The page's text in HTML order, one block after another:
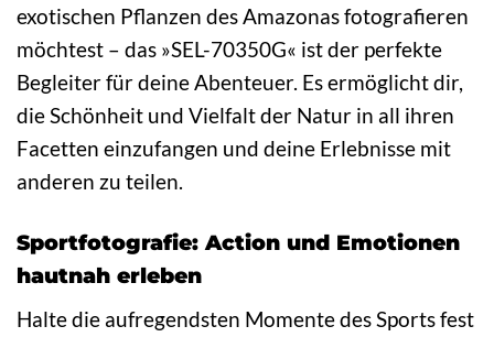
exotischen Pflanzen des Amazonas fotografieren
möchtest – das »SEL-70350G« ist der perfekte
Begleiter für deine Abenteuer. Es ermöglicht dir,
die Schönheit und Vielfalt der Natur in all ihren
Facetten einzufangen und deine Erlebnisse mit
anderen zu teilen.
Sportfotografie: Action und Emotionen
hautnah erleben
Halte die aufregendsten Momente des Sports fest